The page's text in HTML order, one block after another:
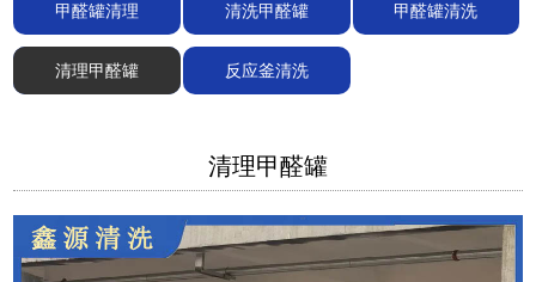
甲醛罐清理 清洗甲醛罐 甲醛罐清洗
清理甲醛罐 反应釜清洗
清理甲醛罐